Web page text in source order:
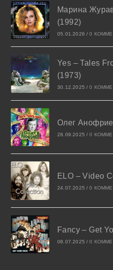
Марина
(1992)
05.01.2026 / 0
Yes – Tales
(1973)
30.12.2025 / 0
Олег
28.09.2025 / 0
ELO – Video
24.07.2025 / 0
Fancy – Get
08.07.2025 / 0